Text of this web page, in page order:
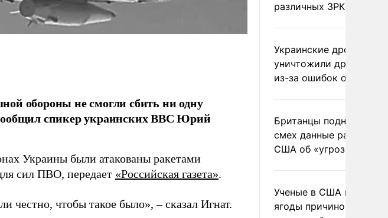
обороны не смогли сбить ни одну
спикер украинских ВВС Юрий
Украины были атакованы ракетами
сил ПВО, передает «Российская газета».
честно, чтобы такое было», – сказал Игнат.
различных ЗРК
Украинские дроны
уничтожили друг друга
из-за ошибок
Британцы подняли на
смех данные разведки
США об «угрозе
Ученые в США назвали
ягоды причиной